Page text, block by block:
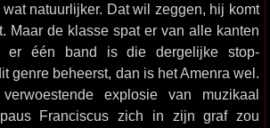
natuurlijker. Dat wil zeggen, hij komt
Maar de klasse spat er van alle kanten
er één band is die dergelijke stop-
genre beheerst, dan is het Amenra wel.
explosie van muzikaal
Franciscus zich in zijn graf zou